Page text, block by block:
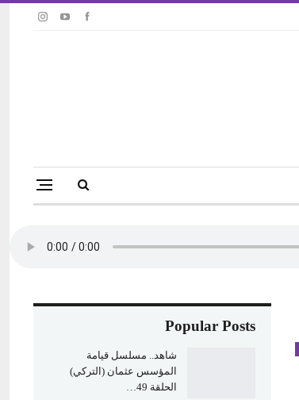
Popular Posts
شاهد.. مسلسل قيامة
المؤسس عثمان (التركي)
الحلقة 49…